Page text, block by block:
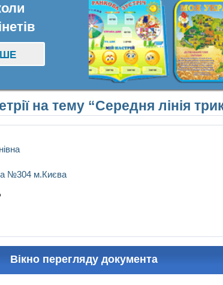
на тему “Середня лінія
№304 м.Києва
Вікно перегляду документа